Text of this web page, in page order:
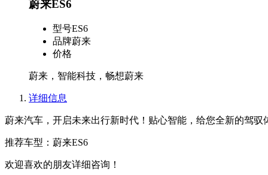
蔚来ES6
型号ES6
品牌蔚来
价格
蔚来，智能科技，畅想蔚来
详细信息
蔚来汽车，开启未来出行新时代！贴心智能，给您全新的驾驭
推荐车型：蔚来ES6
欢迎喜欢的朋友详细咨询！